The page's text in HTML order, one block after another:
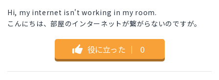
Hi, my internet isn't working in my room.
こんにちは、部屋のインターネットが繋がらないのですが。
役に立った ｜ 0